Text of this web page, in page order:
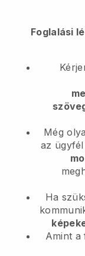
Foglalási
Még
az
Ha
Amint a